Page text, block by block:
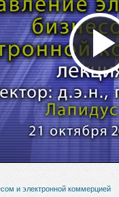
и электронной коммерцией